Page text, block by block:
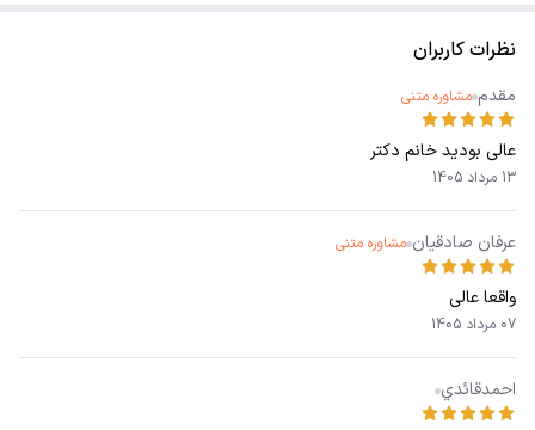
نظرات کاربران
مقدم مشاوره متنی
عالی بودید خانم دکتر
13 مرداد 1405
عرفان صادقیان مشاوره متنی
واقعا عالی
07 مرداد 1405
احمدقائدي